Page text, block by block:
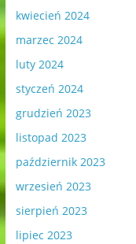
kwiecień 2024
marzec 2024
luty 2024
styczeń 2024
grudzień 2023
listopad 2023
październik 2023
wrzesień 2023
sierpień 2023
lipiec 2023